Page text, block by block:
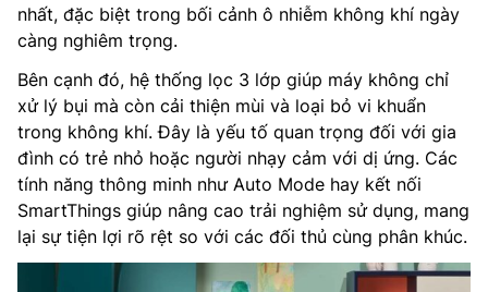
nhất, đặc biệt trong bối cảnh ô nhiễm không khí ngày
càng nghiêm trọng.
Bên cạnh đó, hệ thống lọc 3 lớp giúp máy không chỉ
xử lý bụi mà còn cải thiện mùi và loại bỏ vi khuẩn
trong không khí. Đây là yếu tố quan trọng đối với gia
đình có trẻ nhỏ hoặc người nhạy cảm với dị ứng. Các
tính năng thông minh như Auto Mode hay kết nối
SmartThings giúp nâng cao trải nghiệm sử dụng, mang
lại sự tiện lợi rõ rệt so với các đối thủ cùng phân khúc.